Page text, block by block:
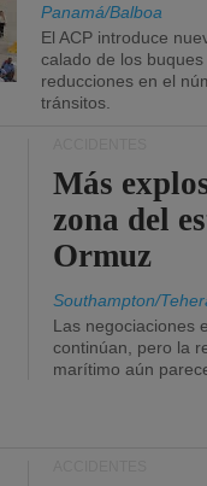
Panamá/Balboa
El ACP introduce
calado de los
reducciones en el
tránsitos.
Más
zona del
Ormuz
Southampton/
Las negociaciones
continúan, pero la
marítimo aún